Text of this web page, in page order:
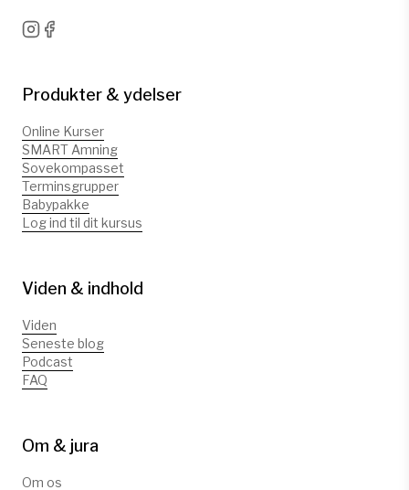
Produkter & ydelser
Online Kurser
SMART Amning
Sovekompasset
Terminsgrupper
Babypakke
Log ind til dit kursus
Viden & indhold
Viden
Seneste blog
Podcast
FAQ
Om & jura
Om os